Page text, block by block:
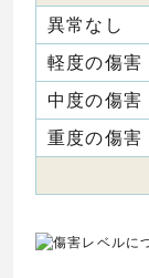
異常なし
軽度の傷害
中度の傷害
重度の傷害